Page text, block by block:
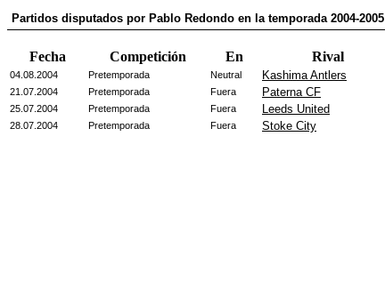
Partidos disputados por Pablo Redondo en la temporada 2004-2005
Fecha Competición En Rival
04.08.2004 Pretemporada Neutral Kashima Antlers
21.07.2004 Pretemporada Fuera Paterna CF
25.07.2004 Pretemporada Fuera Leeds United
28.07.2004 Pretemporada Fuera Stoke City